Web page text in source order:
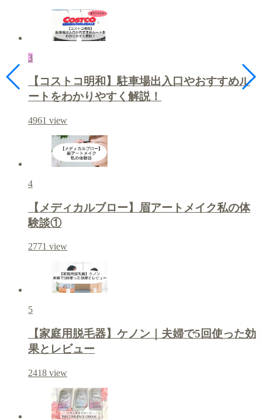
3
【コストコ明和】駐車場出入口やおすすめル
ートをわかりやすく解説！
4961 view
4
【メディカルブロー】眉アートメイク私の体
験談①
2771 view
5
【家庭用脱毛器】ケノン｜夫婦で5回使った効
果とレビュー
2418 view